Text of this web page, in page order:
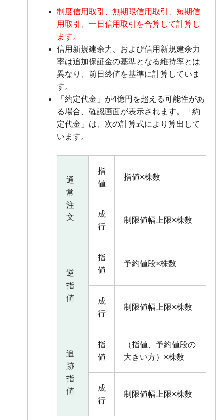
制度信用取引、無期限信用取引、短期信
用取引、一日信用取引を合算して計算し
ます。
信用新規建余力、および信用新規建余力
率は追加保証金の基準となる維持率とは
異なり、前日終値を基準に計算していま
す。
「約定代金」が4億円を超える可能性があ
る場合、確認画面が表示されます。「約
定代金」は、次の計算式により算出して
います。
通
常
注
文
指
値
指値×株数
成
行
制限値幅上限×株数
逆
指
値
指
値
予約値段×株数
成
行
制限値幅上限×株数
追
跡
指
値
指
値
（指値、予約値段の
大きい方）×株数
成
行
制限値幅上限×株数